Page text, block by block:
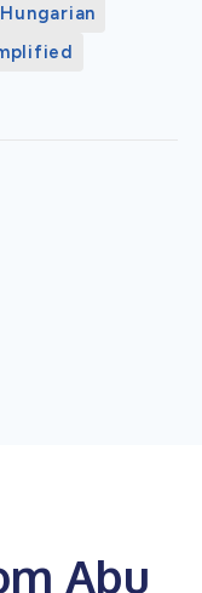
Hungarian
Abu